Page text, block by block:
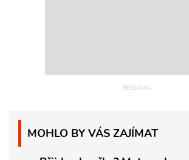
MOHLO BY VÁS ZAJÍMAT